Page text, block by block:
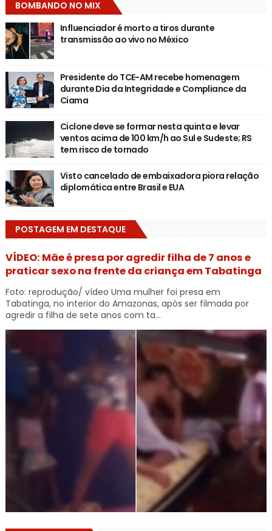
BOMBANDO NO MIX
Influenciador é morto a tiros durante
transmissão ao vivo no México
Presidente do TCE-AM recebe homenagem
durante Dia da Integridade e Compliance da
Ciama
Ciclone deve se formar nesta quinta e levar
ventos acima de 100 km/h ao Sul e Sudeste; RS
tem risco de tornado
Visto cancelado de embaixadora piora relação
diplomática entre Brasil e EUA
POSTAGEM EM DESTAQUE
VÍDEO: Mãe é presa por agredir filha de 7 anos e
praticar sexo na frente da criança em Tabatinga
Foto: reprodução/ vídeo Uma mulher foi presa em
Tabatinga, no interior do Amazonas, após ser filmada por
agredir a filha de sete anos com ta...